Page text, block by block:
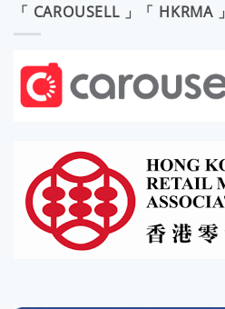
「 CAROUSELL 」「 HKRMA 」